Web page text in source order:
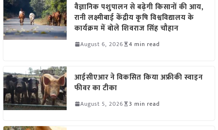
वैज्ञानिक पशुपालन से बढ़ेगी किसानों की आय,
रानी लक्ष्मीबाई केंद्रीय कृषि विश्वविद्यालय के
कार्यक्रम में बोले शिवराज सिंह चौहान
August 6, 2026 4 min read
आईसीएआर ने विकसित किया अफ्रीकी स्वाइन
फीवर का टीका
August 5, 2026 3 min read